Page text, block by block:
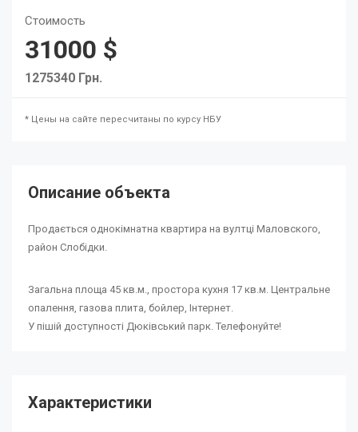
Стоимость
31000 $
1275340 Грн.
* Цены на сайте пересчитаны по курсу НБУ
Описание объекта
Продається однокімнатна квартира на вултці Маловского,
район Слобідки.
Загальна площа 45 кв.м., простора кухня 17 кв.м. Центральне
опалення, газова плита, бойлер, Інтернет.
У пішій доступності Дюківський парк. Телефонуйте!
Характеристики